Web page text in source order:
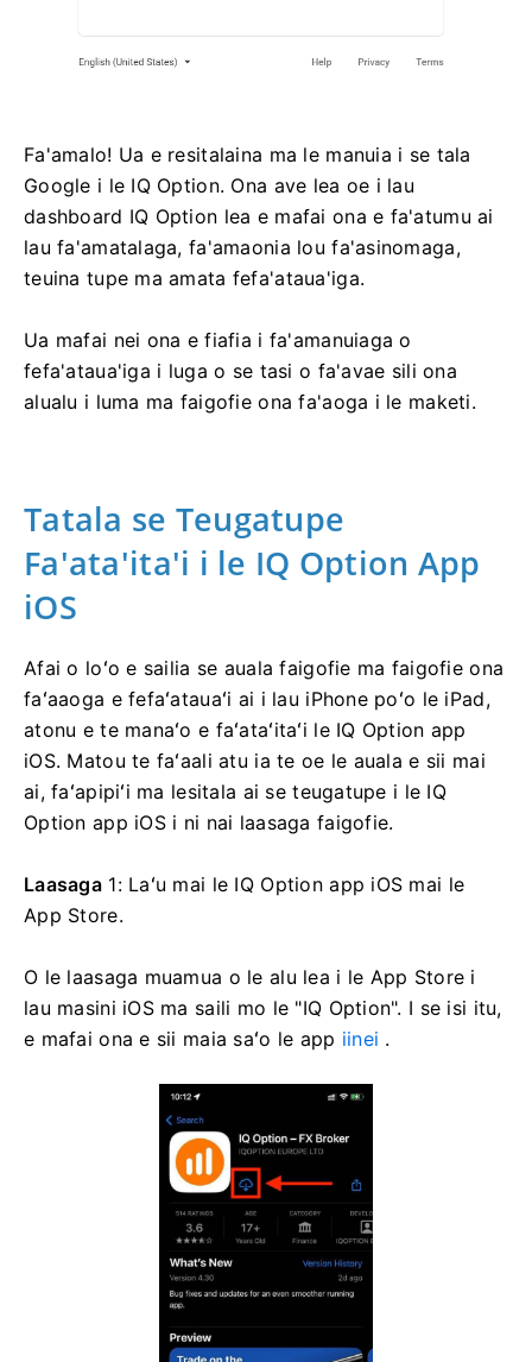
Fa'amalo! Ua e resitalaina ma le manuia i se tala
Google i le IQ Option. Ona ave lea oe i lau
dashboard IQ Option lea e mafai ona e fa'atumu ai
lau fa'amatalaga, fa'amaonia lou fa'asinomaga,
teuina tupe ma amata fefa'ataua'iga.
Ua mafai nei ona e fiafia i fa'amanuiaga o
fefa'ataua'iga i luga o se tasi o fa'avae sili ona
alualu i luma ma faigofie ona fa'aoga i le maketi.
Tatala se Teugatupe
Fa'ata'ita'i i le IQ Option App
iOS
Afai o loʻo e sailia se auala faigofie ma faigofie ona
faʻaaoga e fefaʻatauaʻi ai i lau iPhone poʻo le iPad,
atonu e te manaʻo e faʻataʻitaʻi le IQ Option app
iOS. Matou te faʻaali atu ia te oe le auala e sii mai
ai, faʻapipiʻi ma lesitala ai se teugatupe i le IQ
Option app iOS i ni nai laasaga faigofie.
Laasaga1: Laʻu mai le IQ Option app iOS mai le
App Store.
O le laasaga muamua o le alu lea i le App Store i
lau masini iOS ma saili mo le "IQ Option". I se isi itu,
e mafai ona e sii maia saʻo le app iinei .